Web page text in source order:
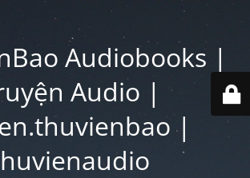
Audiobooks |
Audio |
|